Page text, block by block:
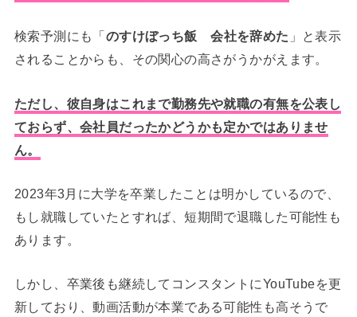
検索予測にも「のすけぼっち飯 会社を辞めた 」と表示
されることからも、その関心の高さがうかがえます。
ただし、彼自身はこれまで勤務先や就職の有無を公表し
ておらず、会社員だったかどうかも定かではありませ
ん。
2023年3月に大学を卒業したことは明かしているので、
もし就職していたとすれば、短期間で退職した可能性も
あります。
しかし、卒業後も継続してコンスタントにYouTubeを更
新しており、動画活動が本業である可能性も高そうで